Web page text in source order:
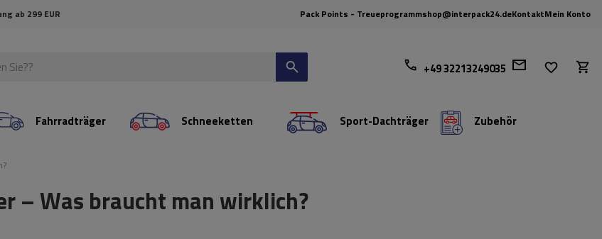
ab 299 EUR Pack Points - Treueprogrammshop@interpack24.deKontaktMein Konto
+49 32213249035
Fahrradträger Schneeketten Sport-Dachträger Zubehör
– Was braucht man wirklich?